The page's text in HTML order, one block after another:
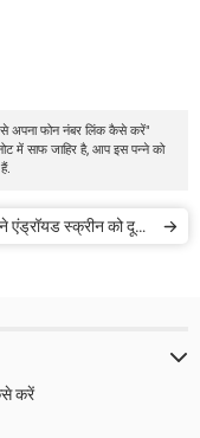
अपना फोन नंबर लिंक कैसे करें"
में साफ जाहिर है, आप इस पन्ने को
एंड्रॉयड स्क्रीन को दूसरे
करें